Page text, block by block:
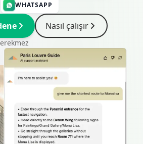
WHATSAPP
Nasıl çalışır